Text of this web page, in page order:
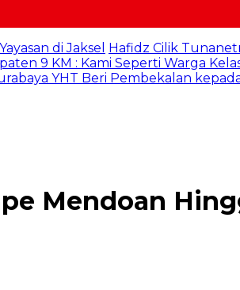
di Jaksel Hafidz Cilik
9 KM : Kami Seperti Warga
YHT Beri Pembekalan
Mendoan